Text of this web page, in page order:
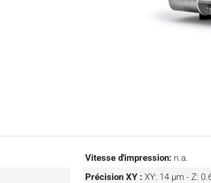
Vitesse d'impression: n.a.
Précision XY : XY: 14 μm - Z: